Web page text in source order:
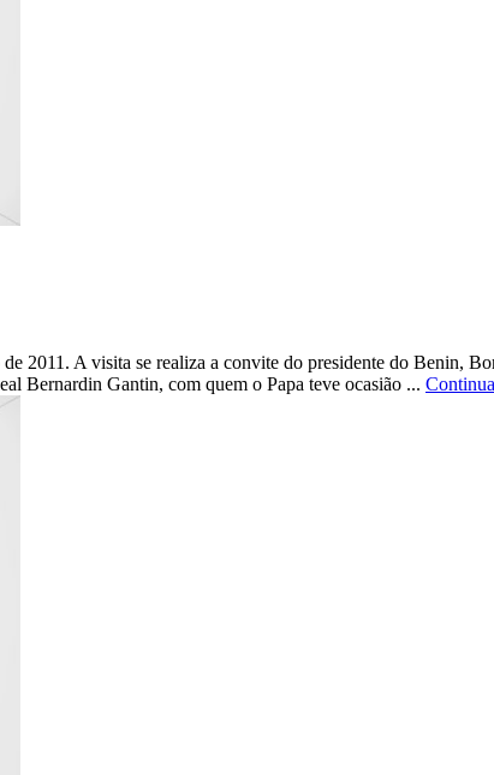
A visita se realiza a convite do presidente do Benin,
Bernardin Gantin, com quem o Papa teve ocasião ...